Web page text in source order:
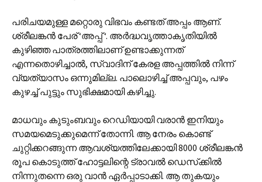
പരിചയമുള്ള മറ്റൊരു വിഭവം കണ്ടത് അപ്പം ആണ്.
ശ്രീലങ്കൻ പേര് ‘അപ്പ് ‘. അർദ്ധവൃത്താകൃതിയിൽ
കുഴിഞ്ഞ പാത്രത്തിലാണ് ഉണ്ടാക്കുന്നത്
എന്നതൊഴിച്ചാൽ, സ്വാദിന് കേരള അപ്പത്തിൽ നിന്ന്
വ്യത്യാസം ഒന്നുമില്ല. പാലൊഴിച്ച് അപ്പവും, പഴം
കുഴച്ച് പുട്ടും സുഭിക്ഷമായി കഴിച്ചു.
മാധവും കുടുംബവും റെഡിയായി വരാൻ ഇനിയും
സമയമെടുക്കുമെന്ന് തോന്നി. ആ നേരം കൊണ്ട്
ചുറ്റിക്കറങ്ങുന്ന ആവശ്യത്തിലേക്കായി 8000 ശ്രീലങ്കൻ
രൂപ കൊടുത്ത് ഹോട്ടലിന്റെ ട്രാവൽ ഡെസ്‌ക്കിൽ
നിന്നുതന്നെ ഒരു വാൻ ഏർപ്പാടാക്കി. ആ തുകയും